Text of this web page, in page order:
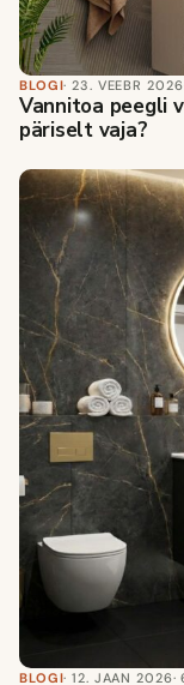
BLOGI· 23. VEEBR 2026
Vannitoa peegli
päriselt vaja?
BLOGI· 12. JAAN 2026·